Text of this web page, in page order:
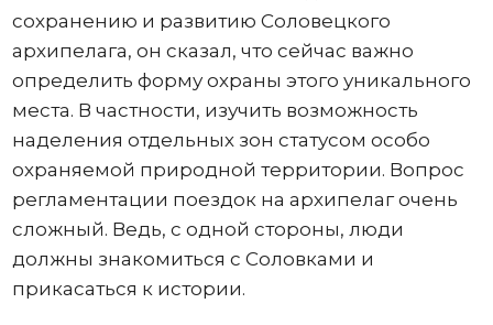
сохранению и развитию Соловецкого
архипелага, он сказал, что сейчас важно
определить форму охраны этого уникального
места. В частности, изучить возможность
наделения отдельных зон статусом особо
охраняемой природной территории. Вопрос
регламентации поездок на архипелаг очень
сложный. Ведь, с одной стороны, люди
должны знакомиться с Соловками и
прикасаться к истории.